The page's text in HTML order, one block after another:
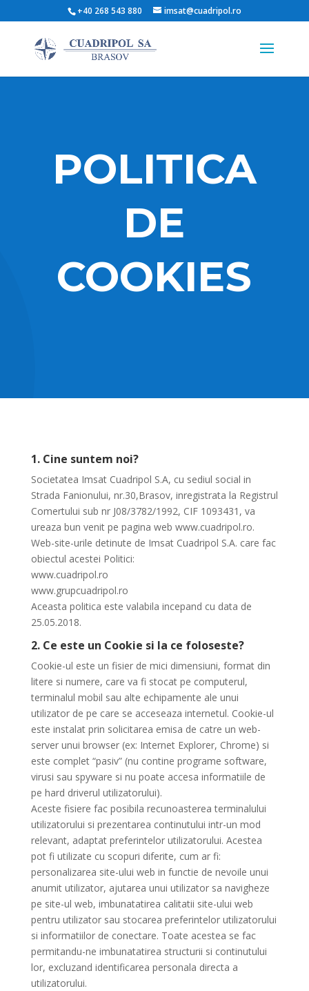
+40 268 543 880 imsat@cuadripol.ro
POLITICA
DE
COOKIES
1. Cine suntem noi?
Societatea Imsat Cuadripol S.A, cu sediul social in
Strada Fanionului, nr.30,Brasov, inregistrata la Registrul
Comertului sub nr J08/3782/1992, CIF 1093431, va
ureaza bun venit pe pagina web www.cuadripol.ro.
Web-site-urile detinute de Imsat Cuadripol S.A. care fac
obiectul acestei Politici:
www.cuadripol.ro
www.grupcuadripol.ro
Aceasta politica este valabila incepand cu data de
25.05.2018.
2. Ce este un Cookie si la ce foloseste?
Cookie-ul este un fisier de mici dimensiuni, format din
litere si numere, care va fi stocat pe computerul,
terminalul mobil sau alte echipamente ale unui
utilizator de pe care se acceseaza internetul. Cookie-ul
este instalat prin solicitarea emisa de catre un web-
server unui browser (ex: Internet Explorer, Chrome) si
este complet “pasiv” (nu contine programe software,
virusi sau spyware si nu poate accesa informatiile de
pe hard driverul utilizatorului).
Aceste fisiere fac posibila recunoasterea terminalului
utilizatorului si prezentarea continutului intr-un mod
relevant, adaptat preferintelor utilizatorului. Acestea
pot fi utilizate cu scopuri diferite, cum ar fi:
personalizarea site-ului web in functie de nevoile unui
anumit utilizator, ajutarea unui utilizator sa navigheze
pe site-ul web, imbunatatirea calitatii site-ului web
pentru utilizator sau stocarea preferintelor utilizatorului
si informatiilor de conectare. Toate acestea se fac
permitandu-ne imbunatatirea structurii si continutului
lor, excluzand identificarea personala directa a
utilizatorului.